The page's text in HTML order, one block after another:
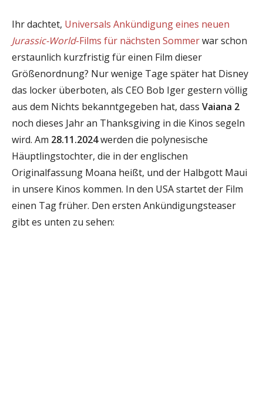
Ihr dachtet, Universals Ankündigung eines neuen
Jurassic-World-Films für nächsten Sommerwar schon
erstaunlich kurzfristig für einen Film dieser
Größenordnung? Nur wenige Tage später hat Disney
das locker überboten, als CEO Bob Iger gestern völlig
aus dem Nichts bekanntgegeben hat, dass Vaiana 2
noch dieses Jahr an Thanksgiving in die Kinos segeln
wird. Am 28.11.2024werden die polynesische
Häuptlingstochter, die in der englischen
Originalfassung Moana heißt, und der Halbgott Maui
in unsere Kinos kommen. In den USA startet der Film
einen Tag früher. Den ersten Ankündigungsteaser
gibt es unten zu sehen: